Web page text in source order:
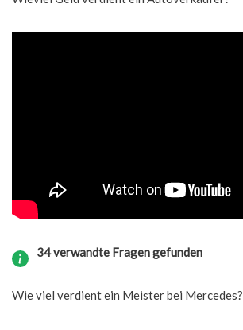
34 verwandte Fragen gefunden
Wie viel verdient ein Meister bei Mercedes?